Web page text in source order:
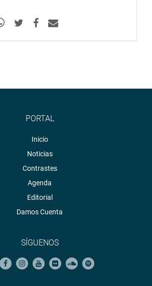
PORTAL
Inicio
Noticias
Contrastes
Agenda
Editorial
Damos Cuenta
SÍGUENOS